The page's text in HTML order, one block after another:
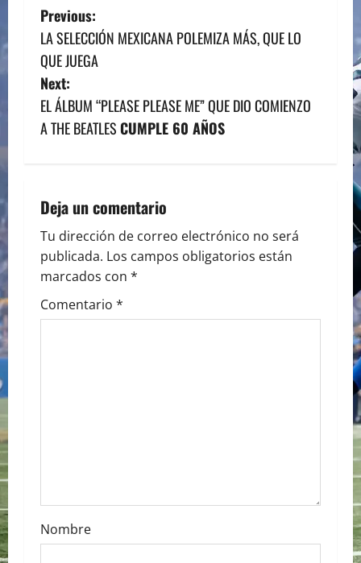
P
o
s
t
v
i
g
a
Previous:
LA SELECCIÓN MEXICANA POLEMIZA MÁS, QUE LO
QUE JUEGA
Next:
EL ÁLBUM “PLEASE PLEASE ME” QUE DIO COMIENZO
A THE BEATLESCUMPLE 60 AÑOS
Deja un comentario
Tu dirección de correo electrónico no será
publicada. Los campos obligatorios están
marcados con *
Comentario *
Nombre